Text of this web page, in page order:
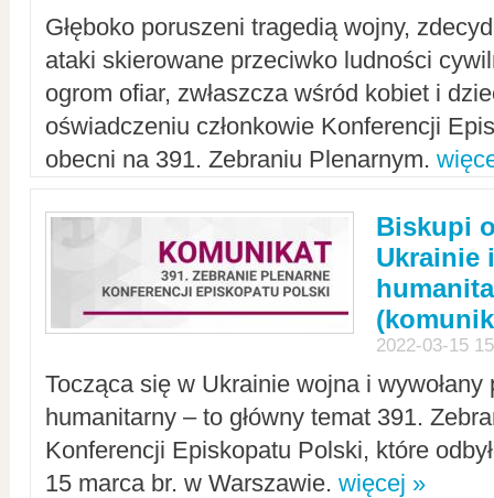
Głęboko poruszeni tragedią wojny,
ataki skierowane przeciwko ludności
ogrom ofiar, zwłaszcza wśród kobiet i
oświadczeniu członkowie Konferencji
obecni na 391. Zebraniu Plenarnym.
Biskupi
Ukrainie
2022-03-15
Tocząca się w Ukrainie wojna i
humanitarny – to główny temat 391.
Konferencji Episkopatu Polski, które
15 marca br. w Warszawie. więcej »